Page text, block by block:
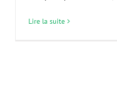
Lire la suite